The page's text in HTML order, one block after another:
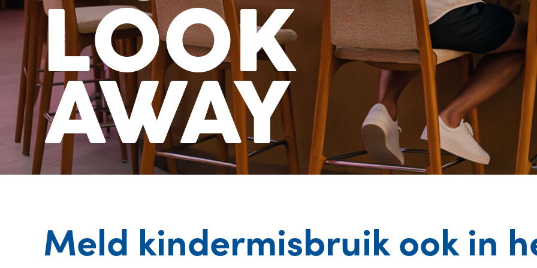
LOOK
AWAY
Meld kindermisbruik ook in